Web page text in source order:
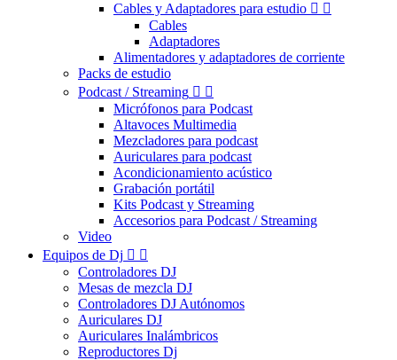
Cables y Adaptadores para estudio  
Cables
Adaptadores
Alimentadores y adaptadores de corriente
Packs de estudio
Podcast / Streaming  
Micrófonos para Podcast
Altavoces Multimedia
Mezcladores para podcast
Auriculares para podcast
Acondicionamiento acústico
Grabación portátil
Kits Podcast y Streaming
Accesorios para Podcast / Streaming
Video
Equipos de Dj  
Controladores DJ
Mesas de mezcla DJ
Controladores DJ Autónomos
Auriculares DJ
Auriculares Inalámbricos
Reproductores Dj